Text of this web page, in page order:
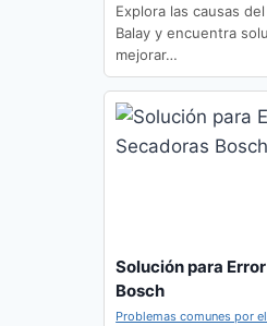
Explora las causas
Balay y encuentra
mejorar…
Solución para
Bosch
Problemas comunes por